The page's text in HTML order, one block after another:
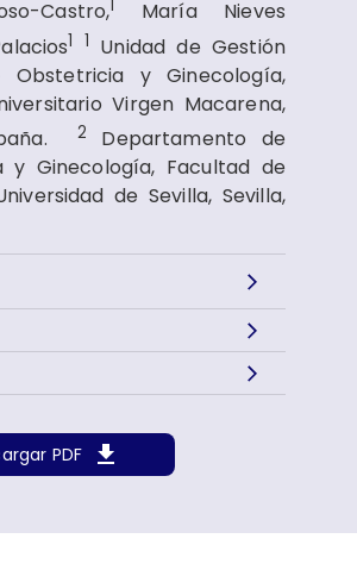
Castro,1
María Nieves
1 1 Unidad de Gestión
Obstetricia y Ginecología,
Virgen Macarena,
2 Departamento de
y Ginecología, Facultad de
de Sevilla, Sevilla,
PDF